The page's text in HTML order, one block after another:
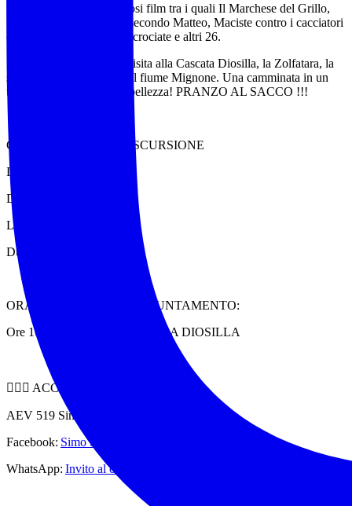
È stata location di numerosi film tra i quali Il Marchese del Grillo,
LadyHawke, Il Vangelo secondo Matteo, Maciste contro i cacciatori
di teste, Brancaleone alle crociate e altri 26.
L’escursione prevede la visita alla Cascata Diosilla, la Zolfatara, la
salita al Borgo e discesa al fiume Mignone. Una camminata in un
territorio di straordinaria bellezza! PRANZO AL SACCO !!!
CARATTERISTICHE ESCURSIONE
Difficoltà: T/E
Dislivello: circa 350 m
Lunghezza: 8 km circa
Durata: 5 ore circa
ORA E LUOGO DELL’APPUNTAMENTO:
Ore 10:00 PARHEGGIO DELLA DIOSILLA
🧍🏻‍♀️ ACCOMPAGNA
AEV 519 Simona – SimoSimoTrekk
Facebook: Simo Simo Trekk | Facebook
WhatsApp: Invito al canale WhatsApp